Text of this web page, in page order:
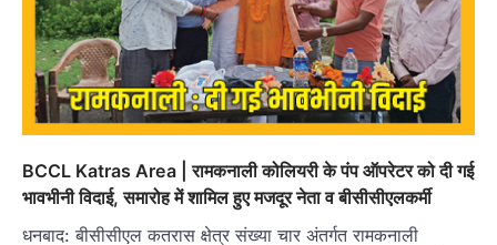
BCCL Katras Area | रामकनाली कोलियरी के पंप ऑपरेटर को दी गई
भावभीनी विदाई, समारोह में शामिल हुए मजदूर नेता व बीसीसीएलकर्मी
धनबाद: बीसीसीएल कतरास क्षेत्र संख्‍या चार अंतर्गत रामकनाली